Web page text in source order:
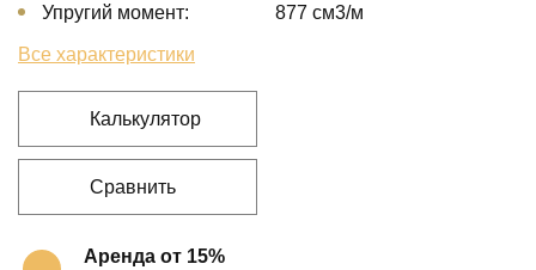
Упругий момент: 877 cм3/м
Все характеристики
Калькулятор
Сравнить
Аренда от 15%